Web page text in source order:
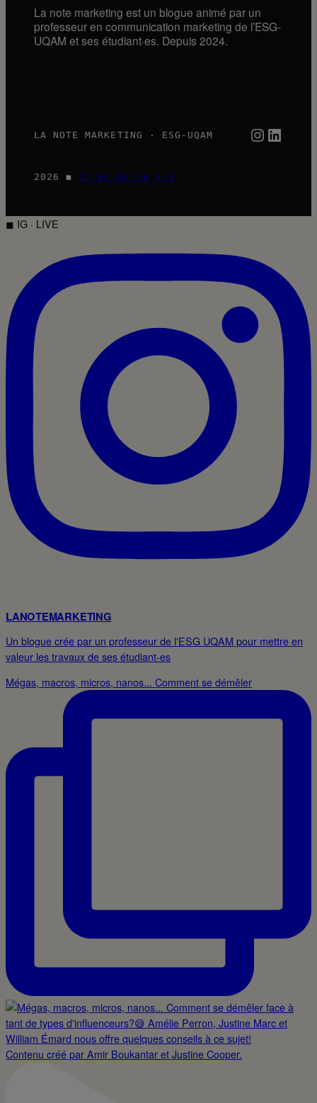
La note marketing est un blogue animé par un
professeur en communication marketing de l’ESG-
UQAM et ses étudiant·es. Depuis 2024.
LA NOTE MARKETING · ESG-UQAM
2026 ◼ CC BY-NC-SA 4.0
◼ IG · LIVE
LANOTEMARKETING
Un blogue crée par un professeur de l'ESG UQAM pour mettre en
valeur les travaux de ses étudiant-es
Mégas, macros, micros, nanos... Comment se démêler
Contenu créé par Amir Boukantar et Justine Cooper.